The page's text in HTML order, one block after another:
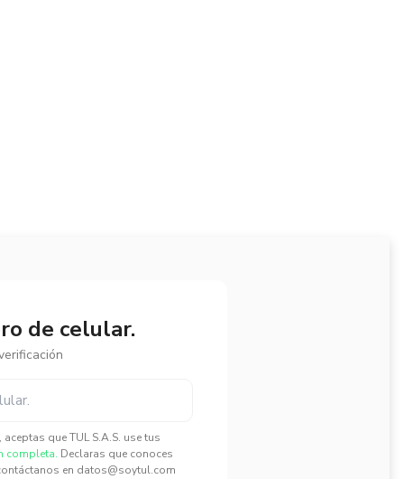
de celular.
que TUL S.A.S. use tus
completa. Declaras que conoces
en datos@soytul.com